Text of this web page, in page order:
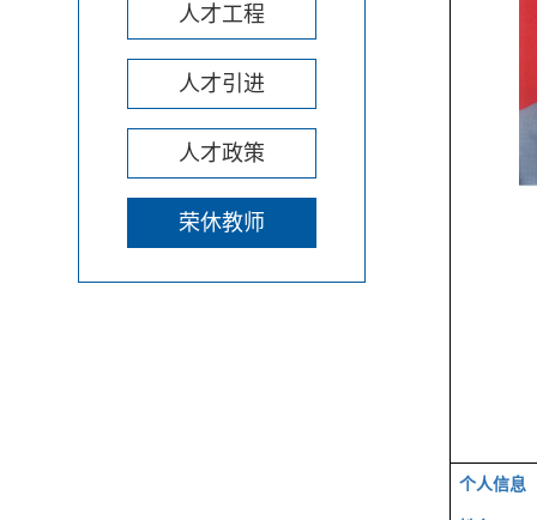
人才工程
人才引进
人才政策
荣休教师
个人信息